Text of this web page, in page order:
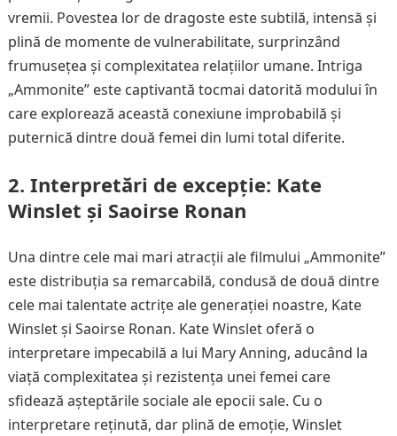
vremii. Povestea lor de dragoste este subtilă, intensă și
plină de momente de vulnerabilitate, surprinzând
frumusețea și complexitatea relațiilor umane. Intriga
„Ammonite” este captivantă tocmai datorită modului în
care explorează această conexiune improbabilă și
puternică dintre două femei din lumi total diferite.
2. Interpretări de excepție: Kate
Winslet și Saoirse Ronan
Una dintre cele mai mari atracții ale filmului „Ammonite”
este distribuția sa remarcabilă, condusă de două dintre
cele mai talentate actrițe ale generației noastre, Kate
Winslet și Saoirse Ronan. Kate Winslet oferă o
interpretare impecabilă a lui Mary Anning, aducând la
viață complexitatea și rezistența unei femei care
sfidează așteptările sociale ale epocii sale. Cu o
interpretare reținută, dar plină de emoție, Winslet